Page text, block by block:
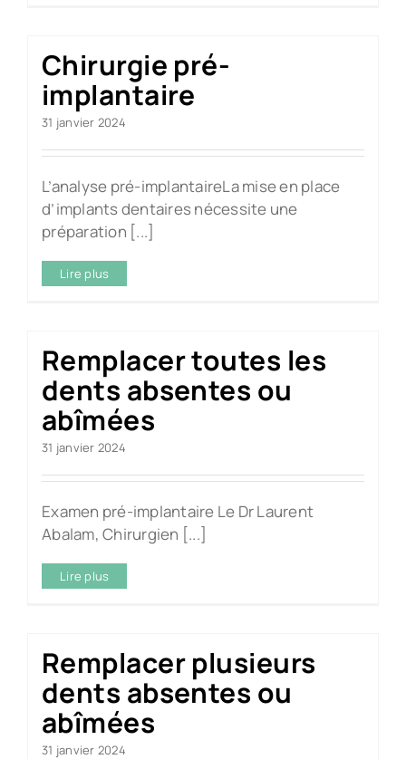
Chirurgie pré-
implantaire
31 janvier 2024
L’analyse pré-implantaireLa mise en place
d’implants dentaires nécessite une
préparation [...]
Lire plus
Remplacer toutes les
dents absentes ou
abîmées
31 janvier 2024
Examen pré-implantaire Le Dr Laurent
Abalam, Chirurgien [...]
Lire plus
Remplacer plusieurs
dents absentes ou
abîmées
31 janvier 2024